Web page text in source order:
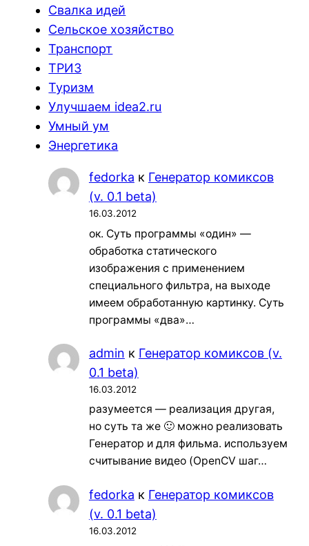
Свалка идей
Сельское хозяйство
Транспорт
ТРИЗ
Туризм
Улучшаем idea2.ru
Умный ум
Энергетика
fedorka к Генератор комиксов
(v. 0.1 beta)
16.03.2012
ок. Суть программы «один» —
обработка статического
изображения с применением
специального фильтра, на выходе
имеем обработанную картинку. Суть
программы «два»…
admin к Генератор комиксов (v.
0.1 beta)
16.03.2012
разумеется — реализация другая,
но суть та же 🙂 можно реализовать
Генератор и для фильма. используем
считывание видео (OpenCV шаг…
fedorka к Генератор комиксов
(v. 0.1 beta)
16.03.2012